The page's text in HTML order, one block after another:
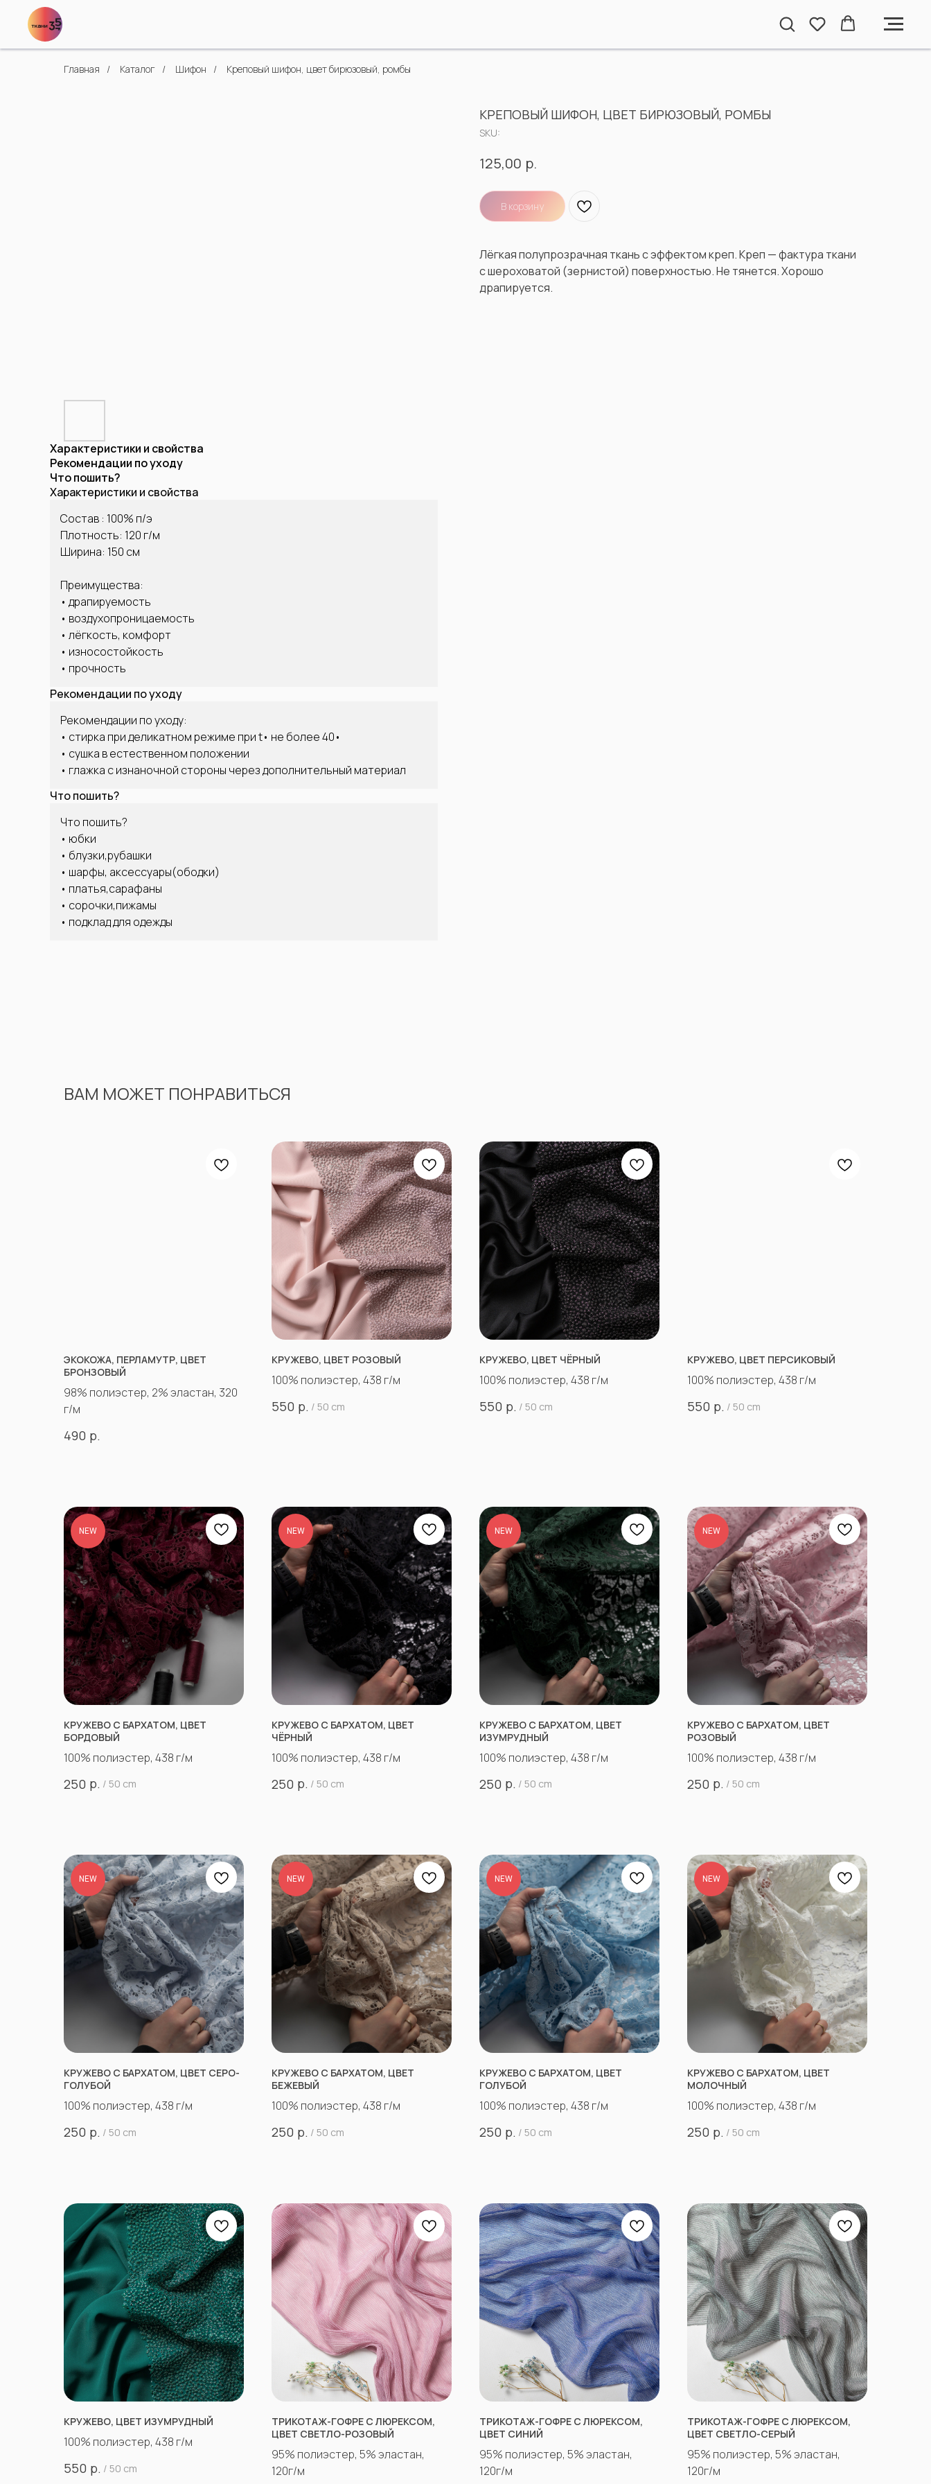
Главная / Каталог / Шифон / Креповый шифон, цвет бирюзовый, ромбы
КРЕПОВЫЙ ШИФОН, ЦВЕТ БИРЮЗОВЫЙ, РОМБЫ
SKU:
125,00 р.
В корзину
Лёгкая полупрозрачная ткань с эффектом креп. Креп — фактура ткани
с шероховатой (зернистой) поверхностью. Не тянется. Хорошо
драпируется.
Характеристики и свойства
Рекомендации по уходу
Что пошить?
Характеристики и свойства
Состав : 100% п/э
Плотность: 120 г/м
Ширина: 150 см
Преимущества:
• драпируемость
• воздухопроницаемость
• лёгкость, комфорт
• износостойкость
• прочность
Рекомендации по уходу
Рекомендации по уходу:
• стирка при деликатном режиме при t• не более 40•
• сушка в естественном положении
• глажка с изнаночной стороны через дополнительный материал
Что пошить?
Что пошить?
• юбки
• блузки,рубашки
• шарфы, аксессуары(ободки)
• платья,сарафаны
• сорочки,пижамы
• подклад для одежды
ВАМ МОЖЕТ ПОНРАВИТЬСЯ
ЭКОКОЖА, ПЕРЛАМУТР, ЦВЕТ
БРОНЗОВЫЙ
98% полиэстер, 2% эластан, 320
г/м
490 р.
КРУЖЕВО, ЦВЕТ РОЗОВЫЙ
100% полиэстер, 438 г/м
550 р. / 50 cm
КРУЖЕВО, ЦВЕТ ЧЁРНЫЙ
100% полиэстер, 438 г/м
550 р. / 50 cm
КРУЖЕВО, ЦВЕТ ПЕРСИКОВЫЙ
100% полиэстер, 438 г/м
550 р. / 50 cm
NEW
КРУЖЕВО С БАРХАТОМ, ЦВЕТ
БОРДОВЫЙ
100% полиэстер, 438 г/м
250 р. / 50 cm
NEW
КРУЖЕВО С БАРХАТОМ, ЦВЕТ
ЧЁРНЫЙ
100% полиэстер, 438 г/м
250 р. / 50 cm
NEW
КРУЖЕВО С БАРХАТОМ, ЦВЕТ
ИЗУМРУДНЫЙ
100% полиэстер, 438 г/м
250 р. / 50 cm
NEW
КРУЖЕВО С БАРХАТОМ, ЦВЕТ
РОЗОВЫЙ
100% полиэстер, 438 г/м
250 р. / 50 cm
NEW
КРУЖЕВО С БАРХАТОМ, ЦВЕТ СЕРО-
ГОЛУБОЙ
100% полиэстер, 438 г/м
250 р. / 50 cm
NEW
КРУЖЕВО С БАРХАТОМ, ЦВЕТ
БЕЖЕВЫЙ
100% полиэстер, 438 г/м
250 р. / 50 cm
NEW
КРУЖЕВО С БАРХАТОМ, ЦВЕТ
ГОЛУБОЙ
100% полиэстер, 438 г/м
250 р. / 50 cm
NEW
КРУЖЕВО С БАРХАТОМ, ЦВЕТ
МОЛОЧНЫЙ
100% полиэстер, 438 г/м
250 р. / 50 cm
КРУЖЕВО, ЦВЕТ ИЗУМРУДНЫЙ
100% полиэстер, 438 г/м
550 р. / 50 cm
ТРИКОТАЖ-ГОФРЕ С ЛЮРЕКСОМ,
ЦВЕТ СВЕТЛО-РОЗОВЫЙ
95% полиэстер, 5% эластан,
120г/м
ТРИКОТАЖ-ГОФРЕ С ЛЮРЕКСОМ,
ЦВЕТ СИНИЙ
95% полиэстер, 5% эластан,
120г/м
ТРИКОТАЖ-ГОФРЕ С ЛЮРЕКСОМ,
ЦВЕТ СВЕТЛО-СЕРЫЙ
95% полиэстер, 5% эластан,
120г/м